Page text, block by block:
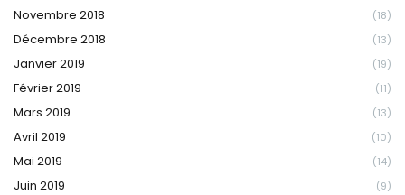
Novembre 2018 (18)
Décembre 2018 (13)
Janvier 2019 (19)
Février 2019 (11)
Mars 2019 (13)
Avril 2019 (10)
Mai 2019 (14)
Juin 2019 (9)